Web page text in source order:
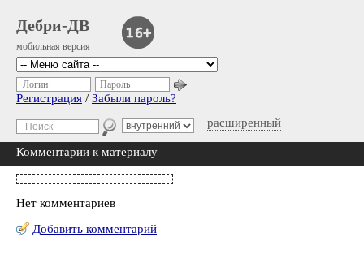
Дебри-ДВ
мобильная версия
расширенный
Логин Пароль
Регистрация / Забыли пароль?
Комментарии к материалу
Нет комментариев
Добавить комментарий